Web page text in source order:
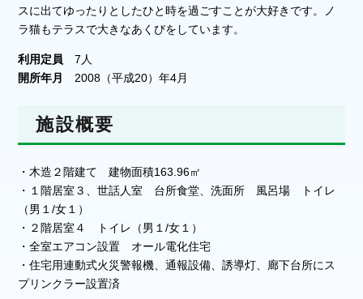
スに出てゆったりとしたひと時を過ごすことが大好きです。ノ
ラ猫もテラスで大きなあくびをしています。
利用定員 7人
開所年月
2008（平成20）年4月
施設概要
・木造２階建て 建物面積163.96㎡
・１階居室３、世話人室 台所食堂、洗面所 風呂場 トイレ
（男１/女１）
・２階居室４ トイレ（男１/女１）
・全室エアコン設置 オール電化住宅
・住宅用連動式火災警報機、通報設備、誘導灯、廊下台所にス
プリンクラー設置済